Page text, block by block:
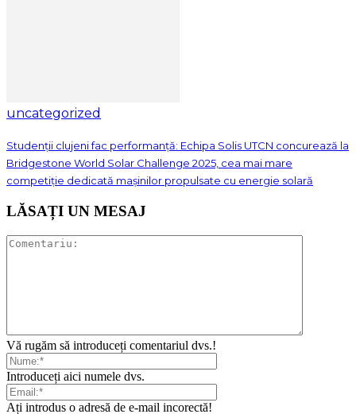
uncategorized
Studenții clujeni fac performanță: Echipa Solis UTCN concurează la
Bridgestone World Solar Challenge 2025, cea mai mare
competiție dedicată mașinilor propulsate cu energie solară
LĂSAȚI UN MESAJ
Vă rugăm să introduceți comentariul dvs.!
Introduceți aici numele dvs.
Ați introdus o adresă de e-mail incorectă!